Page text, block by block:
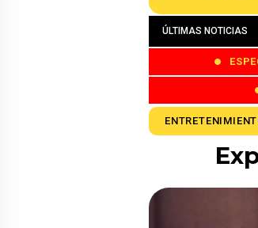
ÚLTIMAS NOTICIAS